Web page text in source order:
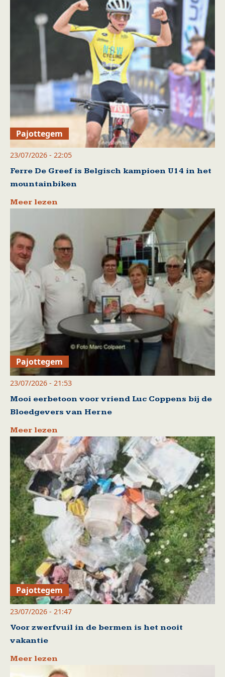
Pajottegem
23/07/2026 - 22:05
Ferre De Greef is Belgisch kampioen U14 in het
mountainbiken
Meer lezen
Pajottegem
23/07/2026 - 21:53
Mooi eerbetoon voor vriend Luc Coppens bij de
Bloedgevers van Herne
Meer lezen
Pajottegem
23/07/2026 - 21:47
Voor zwerfvuil in de bermen is het nooit
vakantie
Meer lezen